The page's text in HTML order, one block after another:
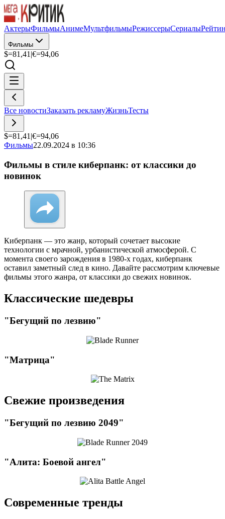
АктерыФильмыАнимеМультфильмыРежиссерыСериалы
Фильмы
$=81,41 |€=94,06
Все новостиЗаказать рекламуЖизньТесты
$=81,41 |€=94,06
Фильмы22.09.2024 в 10:36
Фильмы в стиле киберпанк: от классики до
новинок
Киберпанк — это жанр, который сочетает высокие
технологии с мрачной, урбанистической атмосферой. С
момента своего зарождения в 1980-х годах, киберпанк
оставил заметный след в кино. Давайте рассмотрим ключевые
фильмы этого жанра, от классики до свежих новинок.
Классические шедевры
"Бегущий по лезвию"
"Матрица"
Свежие произведения
"Бегущий по лезвию 2049"
"Алита: Боевой ангел"
Современные тренды